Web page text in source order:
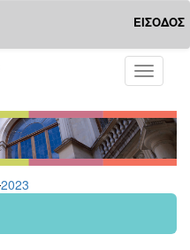
ΕΙΣΟΔΟΣ
Toggle
2023